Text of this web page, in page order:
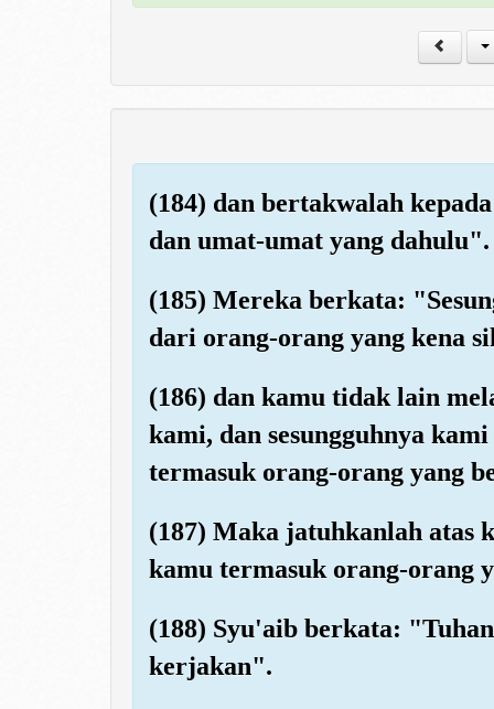
(184) dan bertakwalah
dan umat-umat yang dahulu".
(185) Mereka berkata:
dari orang-orang yang kena
(186) dan kamu tidak lain
kami, dan sesungguhnya
termasuk orang-orang yang
(187) Maka jatuhkanlah atas
kamu termasuk orang-orang
(188) Syu'aib berkata:
kerjakan".